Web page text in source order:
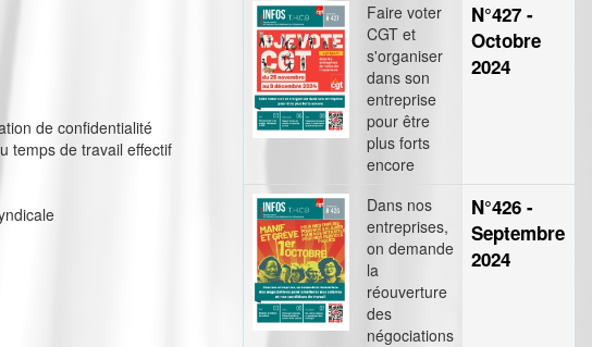
de confidentialité
temps de travail effectif
Faire voter
CGT et
s'organiser
dans son
entreprise
pour être
plus forts
encore
N°427 -
Octobre
2024
Dans nos
entreprises,
on demande
la
réouverture
des
négociations
N°426 -
Septembre
2024